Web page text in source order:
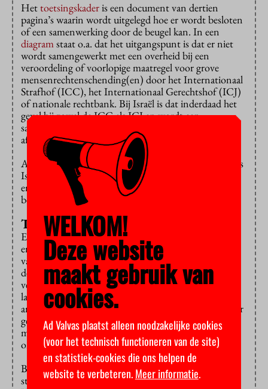
Hettoetsingskaderis een document van dertien
pagina’s waarin wordt uitgelegd hoe er wordt besloten
of een samenwerking door de beugel kan. In een
diagramstaat o.a. dat het uitgangspunt is dat er niet
wordt samengewerkt met een overheid bij een
veroordeling of voorlopige maatregel voor grove
mensenrechtenschending(en) door het Internationaal
Strafhof (ICC), het Internationaal Gerechtshof (ICJ)
of nationale rechtbank. Bij Israël is dat inderdaad het
geval bij zowel de ICC als ICJ en wordt een
samenwerking met een overheidsinstelling dus
afgekeurd.
Als de partner geen onderdeel van de overheid is, zoals
Israëlische universiteiten, geldt dit uitgangspunt niet
en wordt de samenwerking eerst afgewogen en
beoordeeld.
Transparantie
Er worden erg weinig details over de samenwerkingen
en beslissingen vrijgegeven. Staat dat het vertrouwen
van de VU-gemeenschap in het toetsingskader niet in
de weg? Een woordvoerder zegt dat de VU hoopt dit
vertrouwen te winnen door bijvoorbeeld openlijk te
laten zien hoe het toetsingskader is ingericht. Aan de
andere kant zegt de VU dat er geen adviezen openbaar
gemaakt zullen worden om te ‘voorkomen dat
medewerkers die bij de toetsing betrokken zijn,
ongewild in de openbaarheid komen.’
Bij het besluit van de samenwerking die wordt
stopgezet waren geen studenten betrokken, maar de
WELKOM!
Deze website
maakt gebruik van
cookies.
Ad Valvas plaatst alleen noodzakelijke cookies
(voor het technisch functioneren van de site)
en statistiek-cookies die ons helpen de
website te verbeteren.Meer informatie.